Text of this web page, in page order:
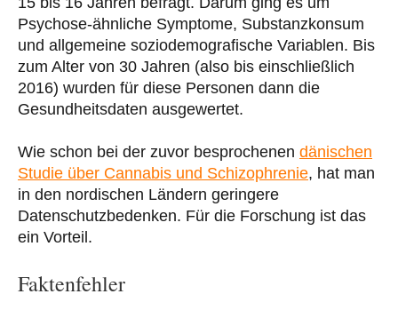
Psychose-ähnliche Symptome, Substanzkonsum
und allgemeine soziodemografische Variablen. Bis
zum Alter von 30 Jahren (also bis einschließlich
2016) wurden für diese Personen dann die
Gesundheitsdaten ausgewertet.
Wie schon bei der zuvor besprochenen dänischen
Studie über Cannabis und Schizophrenie, hat man
in den nordischen Ländern geringere
Datenschutzbedenken. Für die Forschung ist das
ein Vorteil.
Faktenfehler